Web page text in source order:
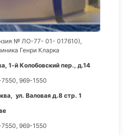
№ ЛО-77- 01- 017610),
Генри Кларка
1-й Колобовский пер., д.14
969-1550
ул. Валовая д.8 стр. 1
969-1550